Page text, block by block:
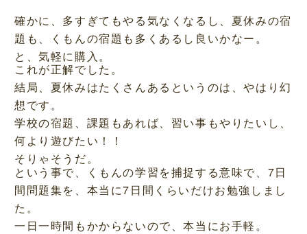
確かに、多すぎてもやる気なくなるし、夏休みの宿
題も、くもんの宿題も多くあるし良いかなー。
と、気軽に購入。
これが正解でした。
結局、夏休みはたくさんあるというのは、やはり幻
想です。
学校の宿題、課題もあれば、習い事もやりたいし、
何より遊びたい！！
そりゃそうだ。
という事で、くもんの学習を捕捉する意味で、7日
間問題集を、本当に7日間くらいだけお勉強しまし
た。
一日一時間もかからないので、本当にお手軽。